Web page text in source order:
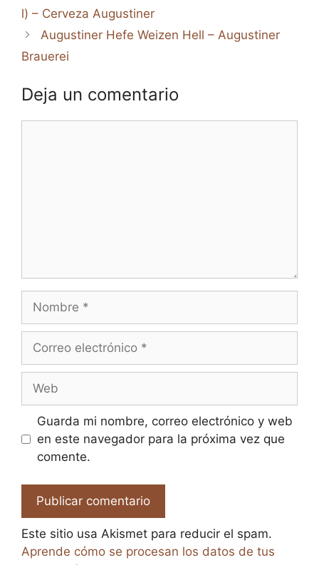
l) – Cerveza Augustiner
Augustiner Hefe Weizen Hell – Augustiner
Brauerei
Deja un comentario
Nombre
Correo
Web
Guarda mi nombre, correo electrónico y web
en este navegador para la próxima vez que
comente.
Este sitio usa Akismet para reducir el spam.
Aprende cómo se procesan los datos de tus